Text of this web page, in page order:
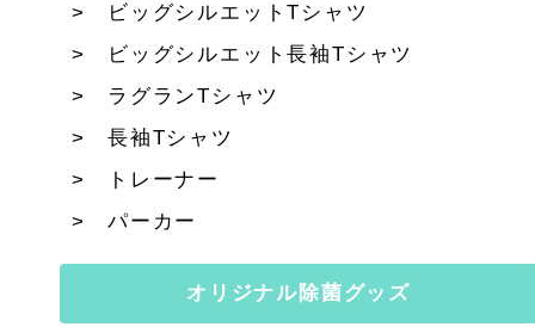
ビッグシルエットTシャツ
ビッグシルエット長袖Tシャツ
ラグランTシャツ
長袖Tシャツ
トレーナー
パーカー
オリジナル除菌グッズ